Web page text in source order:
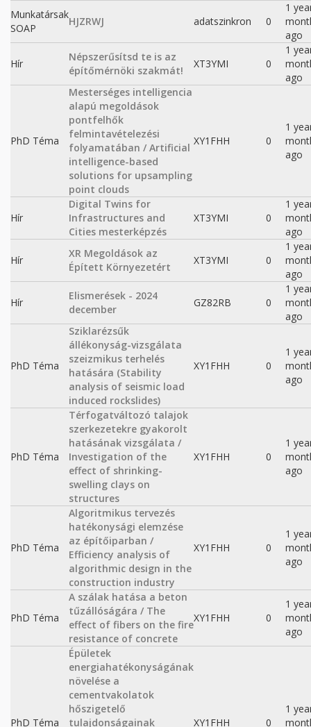
Munkatársak
SOAP
HJZRWJ adatszinkron 0
1
ago
Hír
Népszerűsítsd te is az
építőmérnöki szakmát!
XT3YMI 0
1
ago
PhD Téma
Mesterséges intelligencia
alapú megoldások
pontfelhők
felmintavételezési
folyamatában / Artificial
intelligence-based
solutions for upsampling
point clouds
XY1FHH 0
1
ago
Hír
Digital Twins for
Infrastructures and
Cities mesterképzés
XT3YMI 0
1
ago
Hír
XR Megoldások az
Épített Környezetért
XT3YMI 0
1
ago
Hír
Elismerések - 2024
december
GZ82RB 0
1
ago
PhD Téma
Sziklarézsűk
állékonyság-vizsgálata
szeizmikus terhelés
hatására (Stability
analysis of seismic load
induced rockslides)
XY1FHH 0
1
ago
PhD Téma
Térfogatváltozó talajok
szerkezetekre gyakorolt
hatásának vizsgálata /
Investigation of the
effect of shrinking-
swelling clays on
structures
XY1FHH 0
1
ago
PhD Téma
Algoritmikus tervezés
hatékonysági elemzése
az építőiparban /
Efficiency analysis of
algorithmic design in the
construction industry
XY1FHH 0
1
ago
PhD Téma
A szálak hatása a beton
tűzállóságára / The
effect of fibers on the fire
resistance of concrete
XY1FHH 0
1
ago
PhD Téma
Épületek
energiahatékonyságának
növelése a
cementvakolatok
hőszigetelő
tulajdonságainak
XY1FHH 0
1